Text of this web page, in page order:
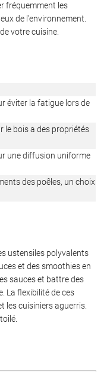
fréquemment les
de l’environnement.
votre cuisine.
éviter la fatigue lors de
le bois a des propriétés
une diffusion uniforme
des poêles, un choix
ustensiles polyvalents
et des smoothies en
sauces et battre des
La flexibilité de ces
les cuisiniers aguerris.